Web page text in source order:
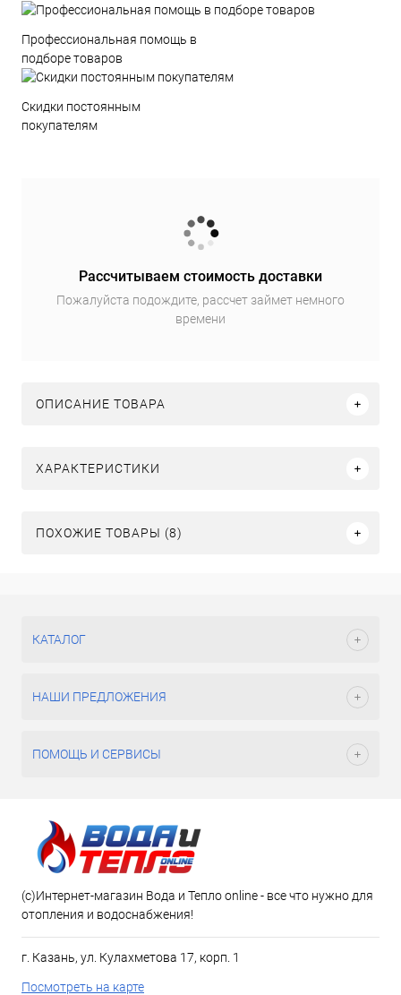
Профессиональная помощь в
подборе товаров
Скидки постоянным
покупателям
Рассчитываем стоимость доставки
Пожалуйста подождите, рассчет займет немного
времени
ОПИСАНИЕ ТОВАРА
ХАРАКТЕРИСТИКИ
ПОХОЖИЕ ТОВАРЫ (8)
КАТАЛОГ
НАШИ ПРЕДЛОЖЕНИЯ
ПОМОЩЬ И СЕРВИСЫ
(c)Интернет-магазин Вода и Тепло online - все что нужно для
отопления и водоснабжения!
г. Казань, ул. Кулахметова 17, корп. 1
Посмотреть на карте